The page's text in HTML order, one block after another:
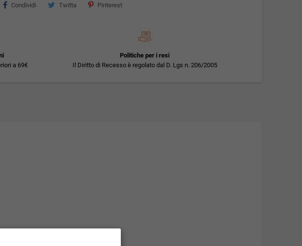
Condividi Twitta Pinterest
a 69€
Politiche per i resi
Il Diritto di Recesso è regolato dal D. Lgs n. 206/2005
desiderata.